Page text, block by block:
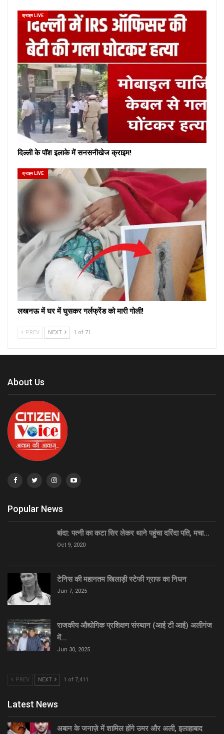
क्राइम LIVE
दिल्ली के पॉश इलाके में सनसनीखेज क्राइम!
क्राइम LIVE
लखनऊ में घर में घुसकर गर्लफ्रेंड को मारी गोली!
PREV NEXT 1 of 71
About Us
Popular News
बांदा: पत्नी का कटा सिर लेकर थाने पहुंचा दरिंदा पति, मचा…
Oct 9, 2020
टेनिस की महानतम खिलाड़ी स्टेफी ग्राफ का निधन
Jun 7, 2025
राजकीय औद्योगिक प्रशिक्षण संस्थान (आई टी आई) अलीगंज
में…
Jun 30, 2025
PREV NEXT 1 of 7,411
Latest News
अबान के जनाज़े में शामिल होंगे उमर और अली, इलाहाबाद